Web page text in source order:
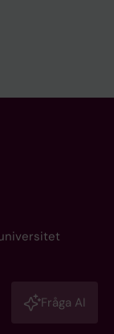
Fråga AI